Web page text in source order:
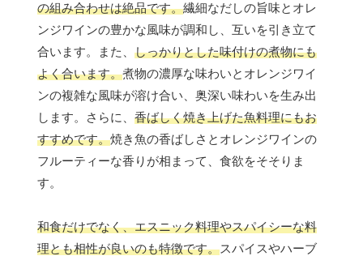
の組み合わせは絶品です。繊細なだしの旨味とオレ
ンジワインの豊かな風味が調和し、互いを引き立て
合います。また、 しっかりとした味付けの煮物にも
よく合います。煮物の濃厚な味わいとオレンジワイ
ンの複雑な風味が溶け合い、奥深い味わいを生み出
します。さらに、 香ばしく焼き上げた魚料理にもお
すすめです。焼き魚の香ばしさとオレンジワインの
フルーティーな香りが相まって、食欲をそそりま
す。
和食だけでなく、エスニック料理やスパイシーな料
理とも相性が良いのも特徴です。スパイスやハーブ